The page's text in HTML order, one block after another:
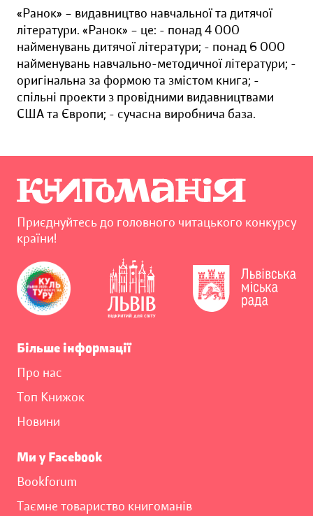
«Ранок» – видавництво навчальної та дитячої
літератури. «Ранок» – це: - понад 4 000
найменувань дитячої літератури; - понад 6 000
найменувань навчально-методичної літератури; -
оригінальна за формою та змістом книга; -
спільні проекти з провідними видавництвами
США та Європи; - сучасна виробнича база.
Приєднуйтесь до головного читацького конкурсу
країни!
Більше інформації
Про нас
Топ Книжок
Новини
Ми у Facebook
Bookforum
Таємне товариство книгоманів